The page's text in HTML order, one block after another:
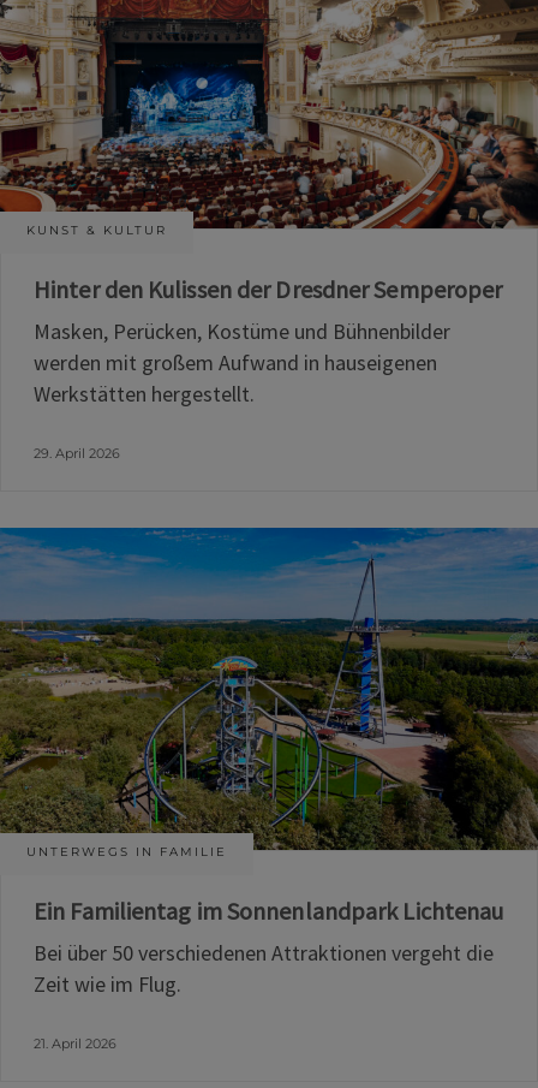
KUNST & KULTUR
Hinter den Kulissen der Dresdner Semperoper
Masken, Perücken, Kostüme und Bühnenbilder
werden mit großem Aufwand in hauseigenen
Werkstätten hergestellt.
29. April 2026
UNTERWEGS IN FAMILIE
Ein Familientag im Sonnenlandpark Lichtenau
Bei über 50 verschiedenen Attraktionen vergeht die
Zeit wie im Flug.
21. April 2026